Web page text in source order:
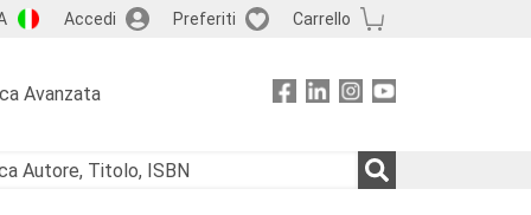
Accedi Preferiti Carrello
Avanzata